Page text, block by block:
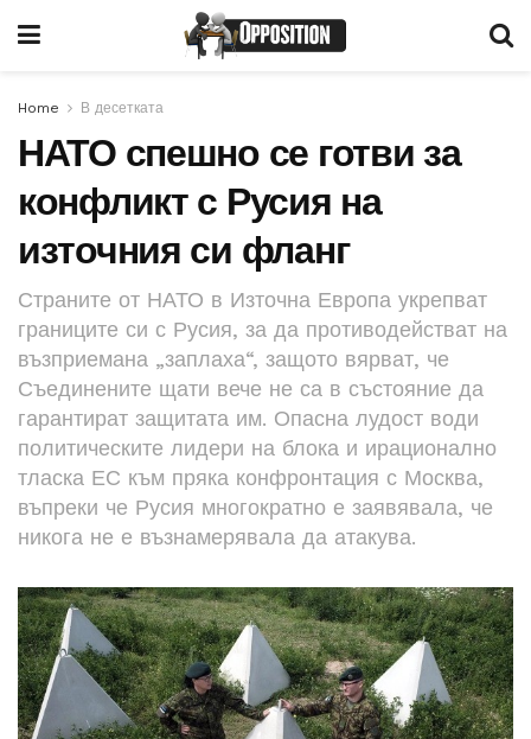
Home В десетката
НАТО спешно се готви за
конфликт с Русия на
източния си фланг
Страните от НАТО в Източна Европа укрепват
границите си с Русия, за да противодействат на
възприемана „заплаха“, защото вярват, че
Съединените щати вече не са в състояние да
гарантират защитата им. Опасна лудост води
политическите лидери на блока и ирационално
тласка ЕС към пряка конфронтация с Москва,
въпреки че Русия многократно е заявявала, че
никога не е възнамерявала да атакува.